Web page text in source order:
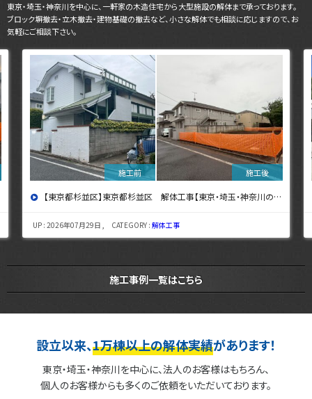
東京・埼玉・神奈川を中心に、一軒家の木造住宅から大型施設の解体まで承っております。
ブロック塀撤去・立木撤去・建物基礎の撤去など、小さな解体でも相談に応じますので、お
気軽にご相談下さい。
【東京都杉並区】東京都杉並区 解体工事【東京・埼玉・神奈川の解体工事なら東央建設へ】
UP : 2026年07月29日 , CATEGORY :解体工事
施工事例一覧はこちら
設立以来、1万棟以上の解体実績があります！
東京・埼玉・神奈川を中心に、法人のお客様はもちろん、
個人のお客様からも多くのご依頼をいただいております。